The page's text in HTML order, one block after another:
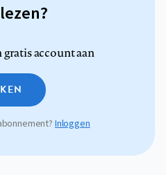
gratis account aan
Inloggen